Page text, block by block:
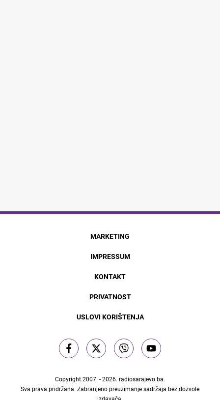
MARKETING
IMPRESSUM
KONTAKT
PRIVATNOST
USLOVI KORIŠTENJA
Copyright 2007. - 2026. radiosarajevo.ba.
Sva prava pridržana. Zabranjeno preuzimanje sadržaja bez dozvole
izdavača.